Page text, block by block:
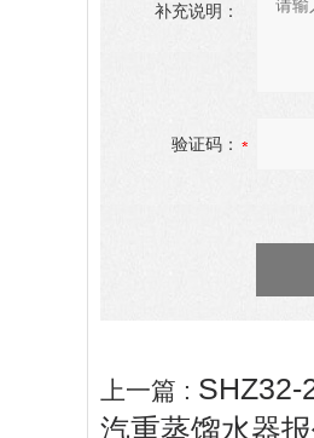
补充说明：
验证码：
上一篇 : SHZ32-
汽重蒸馏水器